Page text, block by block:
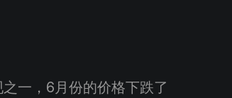
一，6月份的价格下跌了